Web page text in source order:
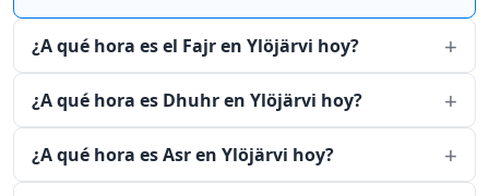
¿A qué hora es el Fajr en Ylöjärvi hoy?
¿A qué hora es Dhuhr en Ylöjärvi hoy?
¿A qué hora es Asr en Ylöjärvi hoy?